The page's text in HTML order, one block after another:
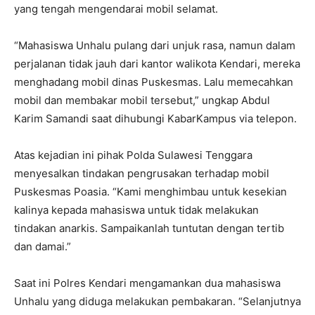
yang tengah mengendarai mobil selamat.
“Mahasiswa Unhalu pulang dari unjuk rasa, namun dalam
perjalanan tidak jauh dari kantor walikota Kendari, mereka
menghadang mobil dinas Puskesmas. Lalu memecahkan
mobil dan membakar mobil tersebut,” ungkap Abdul
Karim Samandi saat dihubungi KabarKampus via telepon.
Atas kejadian ini pihak Polda Sulawesi Tenggara
menyesalkan tindakan pengrusakan terhadap mobil
Puskesmas Poasia. “Kami menghimbau untuk kesekian
kalinya kepada mahasiswa untuk tidak melakukan
tindakan anarkis. Sampaikanlah tuntutan dengan tertib
dan damai.”
Saat ini Polres Kendari mengamankan dua mahasiswa
Unhalu yang diduga melakukan pembakaran. “Selanjutnya